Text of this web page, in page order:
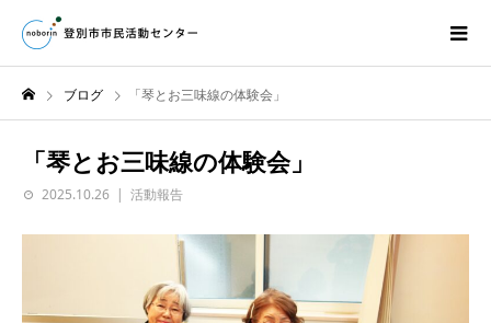
ブログ 「琴とお三味線の体験会」
「琴とお三味線の体験会」
2025.10.26 活動報告